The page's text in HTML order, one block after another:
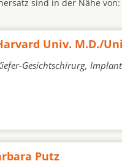
sind in der Nähe von:
Univ. M.D./
Gesichtschirurg,
Putz